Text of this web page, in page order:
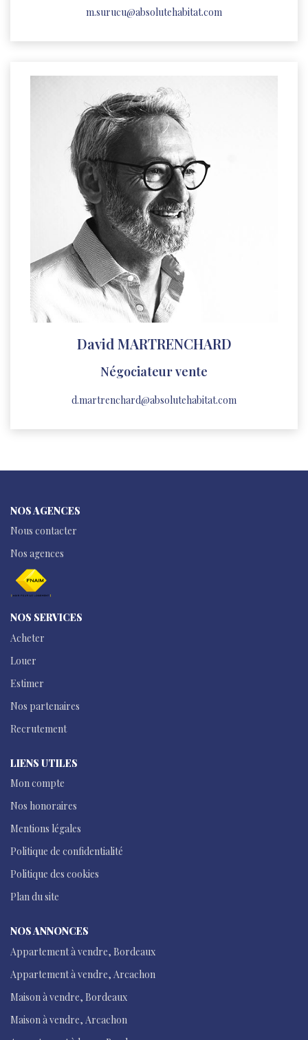
m.surucu@absolutehabitat.com
David MARTRENCHARD
Négociateur vente
d.martrenchard@absolutehabitat.com
NOS AGENCES
Nous contacter
Nos agences
NOS SERVICES
Acheter
Louer
Estimer
Nos partenaires
Recrutement
LIENS UTILES
Mon compte
Nos honoraires
Mentions légales
Politique de confidentialité
Politique des cookies
Plan du site
NOS ANNONCES
Appartement à vendre, Bordeaux
Appartement à vendre, Arcachon
Maison à vendre, Bordeaux
Maison à vendre, Arcachon